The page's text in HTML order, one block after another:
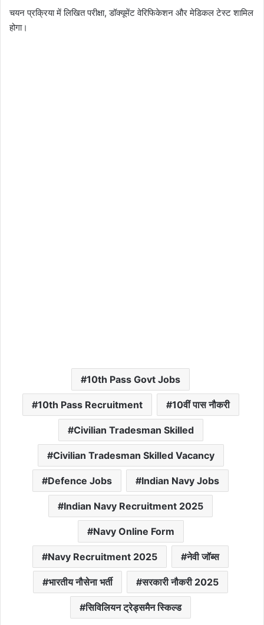
चयन प्रक्रिया में लिखित परीक्षा, डॉक्यूमेंट वेरिफिकेशन और मेडिकल टेस्ट शामिल
होगा।
10th Pass Govt Jobs
10th Pass Recruitment 10वीं पास नौकरी
Civilian Tradesman Skilled
Civilian Tradesman Skilled Vacancy
Defence Jobs Indian Navy Jobs
Indian Navy Recruitment 2025
Navy Online Form
Navy Recruitment 2025 नेवी जॉब्स
भारतीय नौसेना भर्ती सरकारी नौकरी 2025
सिविलियन ट्रेड्समैन स्किल्ड